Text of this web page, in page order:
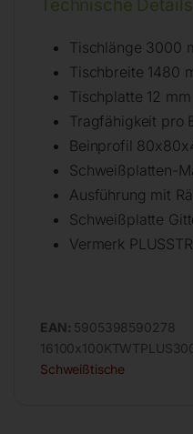
Technische Details
Tischlänge 3000
Tischbreite 1480
Tischplatte 12 mm
Tragfähigkeit pro
Beinprofil
Schweißplatten-
Ausführung mit
Schweißplatte
Vermerk
EAN: 5905398590278
Schweißtische